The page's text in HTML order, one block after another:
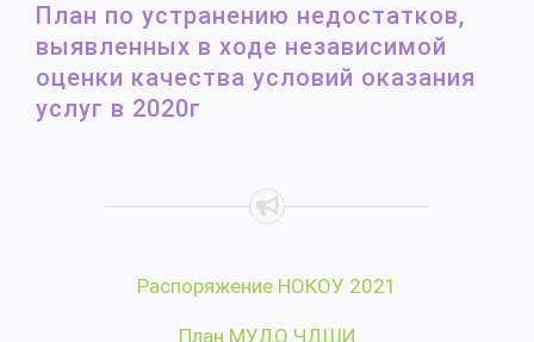
План по устранению недостатков,
выявленных в ходе независимой
оценки качества условий оказания
услуг в 2020г
Распоряжение НОКОУ 2021
План МУДО ЧДШИ